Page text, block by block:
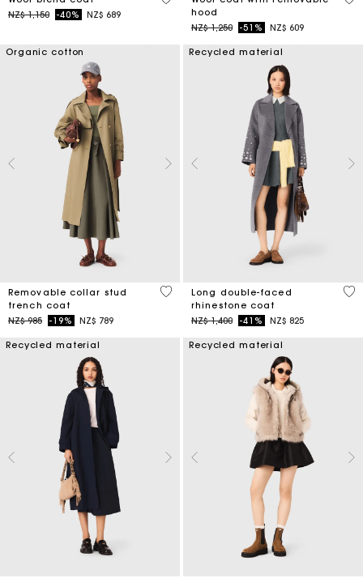
Price reduced from
NZ$ 1,150to-40% NZ$ 689
hood
Price reduced from
NZ$ 1,250to-51% NZ$ 609
Organic cotton
Removable collar stud
trench coat
Price reduced from
NZ$ 985to-19% NZ$ 789
5 out of 5 Customer Rating
Recycled material
Long double-faced
rhinestone coat
Price reduced from
NZ$ 1,400to-41% NZ$ 825
3,3
Recycled material Recycled material